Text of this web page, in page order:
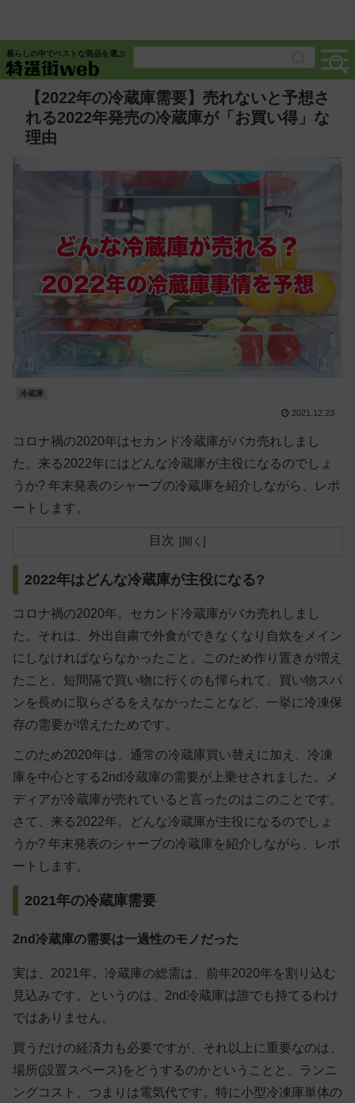
暮らしの中でベストな商品を選ぶ
【2022年の冷蔵庫需要】売れないと予想さ
れる2022年発売の冷蔵庫が「お買い得」な
理由
冷蔵庫
2021.12.23
コロナ禍の2020年はセカンド冷蔵庫がバカ売れしまし
た。来る2022年にはどんな冷蔵庫が主役になるのでしょ
うか? 年末発表のシャープの冷蔵庫を紹介しながら、レポ
ートします。
目次
2022年はどんな冷蔵庫が主役になる?
コロナ禍の2020年。セカンド冷蔵庫がバカ売れしまし
た。それは、外出自粛で外食ができなくなり自炊をメイン
にしなければならなかったこと。このため作り置きが増え
たこと。短間隔で買い物に行くのも憚られて、買い物スパ
ンを長めに取らざるをえなかったことなど、一挙に冷凍保
存の需要が増えたためです。
このため2020年は、通常の冷蔵庫買い替えに加え、冷凍
庫を中心とする2nd冷蔵庫の需要が上乗せされました。メ
ディアが冷蔵庫が売れていると言ったのはこのことです。
さて、来る2022年。どんな冷蔵庫が主役になるのでしょ
うか? 年末発表のシャープの冷蔵庫を紹介しながら、レポ
ートします。
2021年の冷蔵庫需要
2nd冷蔵庫の需要は一過性のモノだった
実は、2021年。冷蔵庫の総需は、前年2020年を割り込む
見込みです。というのは、2nd冷蔵庫は誰でも持てるわけ
ではありません。
買うだけの経済力も必要ですが、それ以上に重要なのは、
場所(設置スペース)をどうするのかということと、ランニ
ングコスト、つまりは電気代です。特に小型冷凍庫単体の